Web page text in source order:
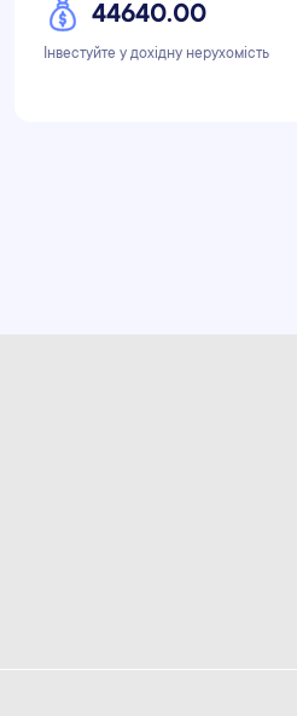
44640.00
Інвестуйте у дохідну нерухомість